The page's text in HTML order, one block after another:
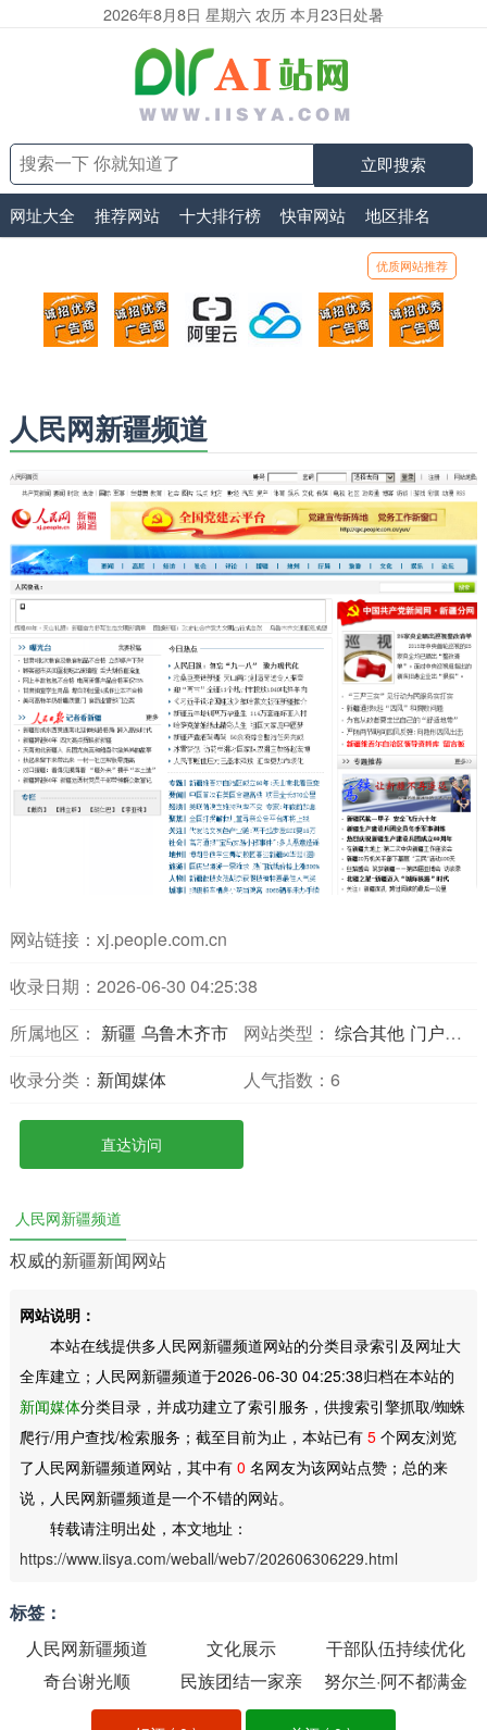
2026年8月8日 星期六 农历 本月23日处暑
立即搜索
网址大全 推荐网站 十大排行榜 快审网站 地区排名
优质网站推荐
顶部广告位1
广告位招商_广告位待售
顶部广告位2
广告位招商_广告位待售
阿里云
打折活动、99元/年
腾讯云
优惠打折，99元/年
顶部广告位5
广告位招商_
人民网新疆频道
网站链接： xj.people.com.cn
收录日期：2026-06-30 04:25:38
所属地区： 新疆 乌鲁木齐市 网站类型： 综合其他 门户网站
收录分类： 新闻媒体 人气指数： 6
直达访问
人民网新疆频道
权威的新疆新闻网站
网站说明：
本站在线提供多人民网新疆频道网站的分类目录索引及网址大
全库建立；人民网新疆频道于2026-06-30 04:25:38归档在本站的
新闻媒体分类目录，并成功建立了索引服务，供搜索引擎抓取/蜘蛛
爬行/用户查找/检索服务；截至目前为止，本站已有 5个网友浏览
了人民网新疆频道网站，其中有 0 名网友为该网站点赞；总的来
说，人民网新疆频道是一个不错的网站。
转载请注明出处，本文地址：
https://www.iisya.com/weball/web7/202606306229.html
标签：
人民网新疆频道
文化展示
干部队伍持续优化
奇台谢光顺
民族团结一家亲 努尔兰·阿不都满金